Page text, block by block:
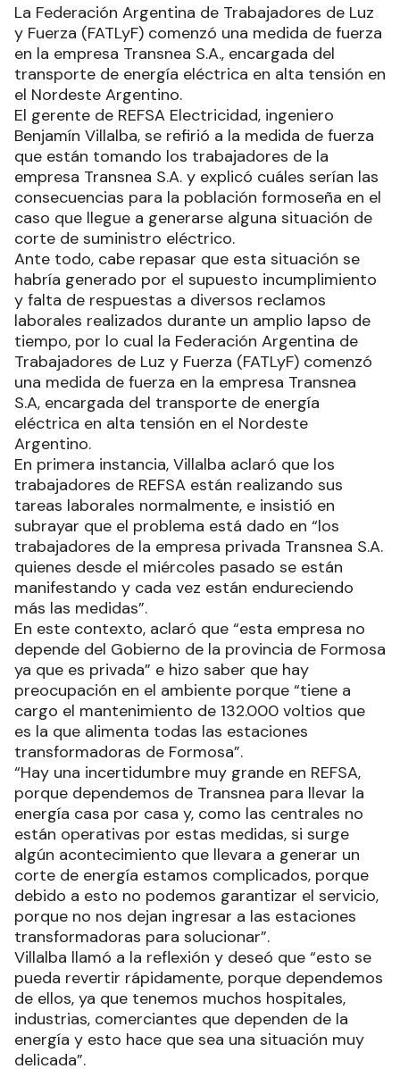
La Federación Argentina de Trabajadores de Luz
y Fuerza (FATLyF) comenzó una medida de fuerza
en la empresa Transnea S.A., encargada del
transporte de energía eléctrica en alta tensión en
el Nordeste Argentino.
El gerente de REFSA Electricidad, ingeniero
Benjamín Villalba, se refirió a la medida de fuerza
que están tomando los trabajadores de la
empresa Transnea S.A. y explicó cuáles serían las
consecuencias para la población formoseña en el
caso que llegue a generarse alguna situación de
corte de suministro eléctrico.
Ante todo, cabe repasar que esta situación se
habría generado por el supuesto incumplimiento
y falta de respuestas a diversos reclamos
laborales realizados durante un amplio lapso de
tiempo, por lo cual la Federación Argentina de
Trabajadores de Luz y Fuerza (FATLyF) comenzó
una medida de fuerza en la empresa Transnea
S.A, encargada del transporte de energía
eléctrica en alta tensión en el Nordeste
Argentino.
En primera instancia, Villalba aclaró que los
trabajadores de REFSA están realizando sus
tareas laborales normalmente, e insistió en
subrayar que el problema está dado en “los
trabajadores de la empresa privada Transnea S.A.
quienes desde el miércoles pasado se están
manifestando y cada vez están endureciendo
más las medidas”.
En este contexto, aclaró que “esta empresa no
depende del Gobierno de la provincia de Formosa
ya que es privada” e hizo saber que hay
preocupación en el ambiente porque “tiene a
cargo el mantenimiento de 132.000 voltios que
es la que alimenta todas las estaciones
transformadoras de Formosa”.
“Hay una incertidumbre muy grande en REFSA,
porque dependemos de Transnea para llevar la
energía casa por casa y, como las centrales no
están operativas por estas medidas, si surge
algún acontecimiento que llevara a generar un
corte de energía estamos complicados, porque
debido a esto no podemos garantizar el servicio,
porque no nos dejan ingresar a las estaciones
transformadoras para solucionar”.
Villalba llamó a la reflexión y deseó que “esto se
pueda revertir rápidamente, porque dependemos
de ellos, ya que tenemos muchos hospitales,
industrias, comerciantes que dependen de la
energía y esto hace que sea una situación muy
delicada”.